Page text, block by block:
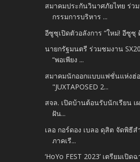
สมาคมประกันวินาศภัยไทย ร่ว
กรรมการบริหาร ...
อีซูซุเปิดตัวอลังการ “ใหม่! อีซูซุ
นายกรัฐมนตรี ร่วมชมงาน
“พอเพียง ...
สมาคมนักออกแบบแฟชั่นแห่งฮ่
"JUXTAPOSED 2...
สจล. เปิดบ้านต้อนรับนักเรียน เ
ฝัน...
เลอ กอร์ดอง เบลอ ดุสิต จัดพิธีส
ภาคเรี...
‘HoYo FEST 2023’ เตรียมเปิด